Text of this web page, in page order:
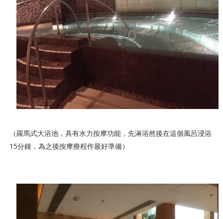
（羅馬式大浴池，具有水力按摩功能，先淋浴然後在這個風呂浸浴
15分鐘，為之後按摩療程作最好準備）